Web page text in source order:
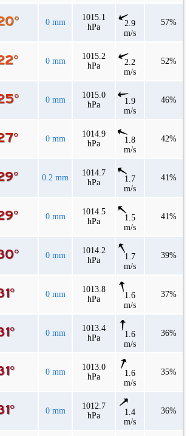
0 mm
1015.1
hPa
2.9
m/s
57%
0 mm
1015.2
hPa
2.2
m/s
52%
0 mm
1015.0
hPa
1.9
m/s
46%
0 mm
1014.9
hPa
1.8
m/s
42%
0.2 mm
1014.7
hPa
1.7
m/s
41%
0 mm
1014.5
hPa
1.5
m/s
41%
0 mm
1014.2
hPa
1.7
m/s
39%
0 mm
1013.8
hPa
1.6
m/s
37%
0 mm
1013.4
hPa
1.6
m/s
36%
0 mm
1013.0
hPa
1.6
m/s
35%
0 mm
1012.7
hPa
1.4
m/s
36%